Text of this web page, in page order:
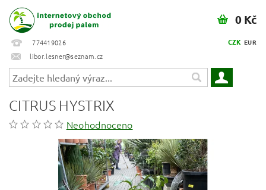
774419026
libor.lesner@seznam.cz
CZK EUR
0 Kč
CITRUS HYSTRIX
Neohodnoceno